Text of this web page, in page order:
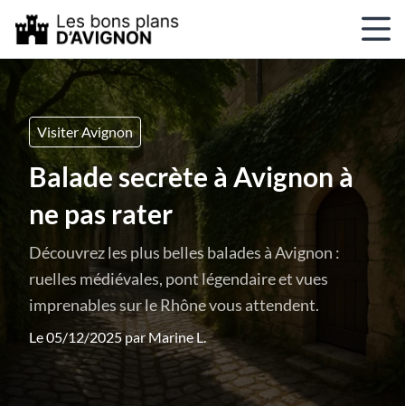
Visiter Avignon
Balade secrète à Avignon à
ne pas rater
Découvrez les plus belles balades à Avignon :
ruelles médiévales, pont légendaire et vues
imprenables sur le Rhône vous attendent.
Le 05/12/2025 parMarine L.